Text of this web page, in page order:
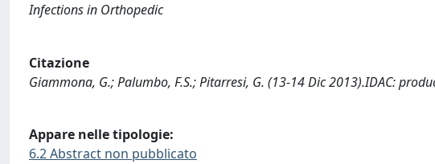
Infections in Orthopedic
Citazione
Giammona, G.; Palumbo, F.S.; Pitarresi, G. (13-14 Dic 2013).IDAC:
Appare nelle tipologie:
6.2 Abstract non pubblicato